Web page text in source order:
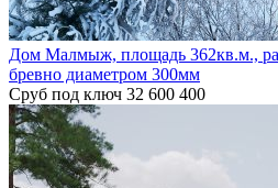
Дом Малмыж, площадь 362кв.м.,
бревно диаметром 300мм
Сруб под ключ 32 600 400